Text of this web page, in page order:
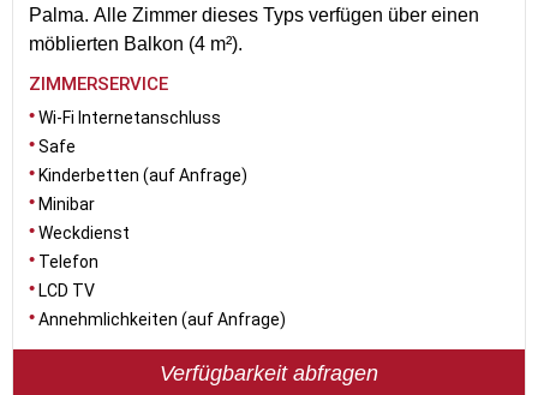
Palma. Alle Zimmer dieses Typs verfügen über einen
möblierten Balkon (4 m²).
ZIMMERSERVICE
Wi-Fi Internetanschluss
Safe
Kinderbetten (auf Anfrage)
Minibar
Weckdienst
Telefon
LCD TV
Annehmlichkeiten (auf Anfrage)
Verfügbarkeit abfragen